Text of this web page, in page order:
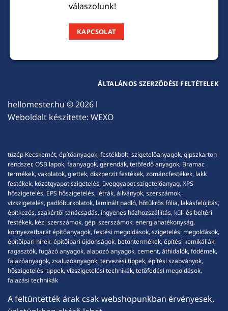
válaszolunk!
KAPCSOLAT
hellomester.hu © 2026 l
Weboldalt készítette: WEXO
ÁLTALÁNOS SZERZŐDÉSI FELTÉTELEK
tüzép Kecskemét, építőanyagok, festékbolt, szigetelőanyagok, gipszkarton
rendszer, OSB lapok, faanyagok, gerendák, tetőfedő anyagok, Bramac
termékek, vakolatok, glettek, diszperzit festékek, zománcfestékek, lakk
festékek, kőzetgyapot szigetelés, üveggyapot szigetelőanyag, XPS
hőszigetelés, EPS hőszigetelés, létrák, állványok, szerszámok,
vízszigetelés, padlóburkolatok, laminált padló, hőtükrös fólia, lakásfelújítás,
építkezés, szakértői tanácsadás, ingyenes házhozszállítás, kül- és beltéri
festékek, kézi szerszámok, gépi szerszámok, energiahatékonyság,
környezetbarát építőanyagok, festési megoldások, szigetelési megoldások,
építőipari hírek, építőipari újdonságok, betontermékek, építési kemikáliák,
ragasztók, fugázó anyagok, alapozó anyagok, cement, áthidalók, födémek,
falazóanyagok, zsaluzóanyagok, tervezési tippek, építési szabványok,
hőszigetelési tippek, vízszigetelési technikák, tetőfedési megoldások,
falazási technikák
A feltüntették árak csak webshopunkban érvényesek,